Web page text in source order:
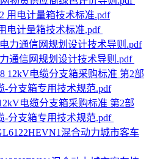
电计量箱技术标准.pdf
通信网规划设计技术导则.pdf
电缆分支箱采购标准 第2部
-分支箱专用技术规范.pdf